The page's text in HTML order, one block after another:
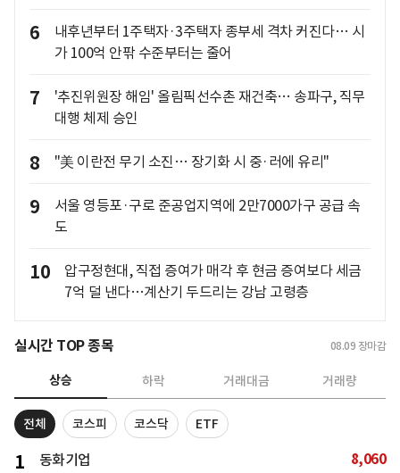
6
내후년부터 1주택자·3주택자 종부세 격차 커진다… 시
가 100억 안팎 수준부터는 줄어
7
'추진위원장 해임' 올림픽선수촌 재건축… 송파구, 직무
대행 체제 승인
8 "美 이란전 무기 소진… 장기화 시 중·러에 유리"
9
서울 영등포·구로 준공업지역에 2만7000가구 공급 속
도
10
압구정현대, 직접 증여가 매각 후 현금 증여보다 세금
7억 덜 낸다…계산기 두드리는 강남 고령층
실시간 TOP 종목 08.09 장마감
상승 하락 거래대금 거래량
전체 코스피 코스닥 ETF
1 동화기업 8,060